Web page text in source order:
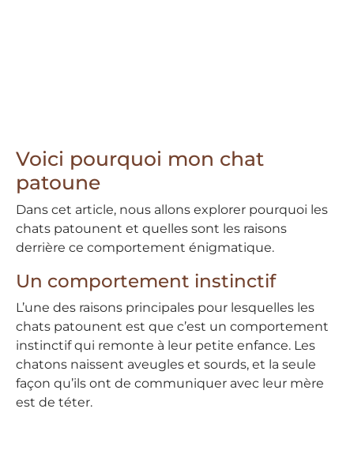
Voici pourquoi mon chat
patoune
Dans cet article, nous allons explorer pourquoi les
chats patounent et quelles sont les raisons
derrière ce comportement énigmatique.
Un comportement instinctif
L’une des raisons principales pour lesquelles les
chats patounent est que c’est un comportement
instinctif qui remonte à leur petite enfance. Les
chatons naissent aveugles et sourds, et la seule
façon qu’ils ont de communiquer avec leur mère
est de téter.